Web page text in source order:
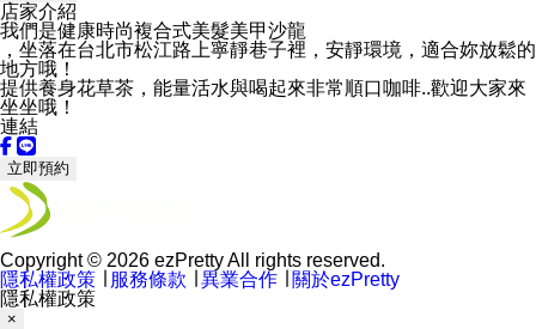
店家介紹
我們是健康時尚複合式美髮美甲沙龍
，坐落在台北市松江路上寧靜巷子裡，安靜環境，適合妳放鬆的
地方哦！
提供養身花草茶，能量活水與喝起來非常順口咖啡..歡迎大家來
坐坐哦！
連結
立即預約
Copyright © 2026 ezPretty All rights reserved.
隱私權政策
服務條款 異業合作
關於ezPretty
隱私權政策
×